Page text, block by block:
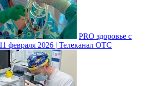
PRO здоровье с
февраля 2026 | Телеканал ОТС